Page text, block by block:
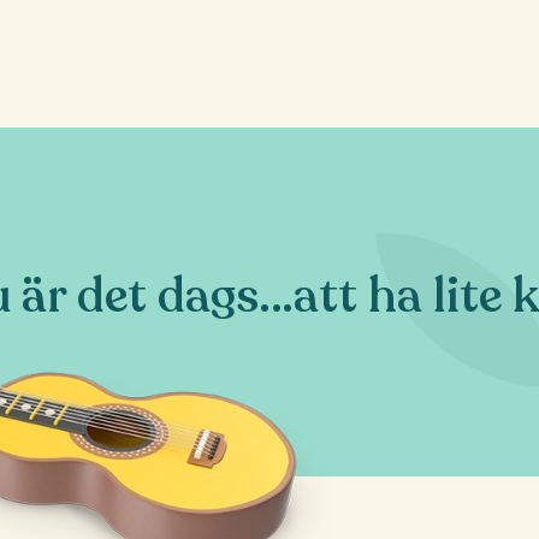
är det dags…att ha lite